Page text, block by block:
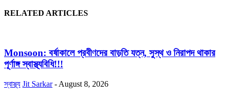
RELATED ARTICLES
Monsoon: বর্ষাকালে প্রবীণদের বাড়তি যত্ন, সুস্থ ও নিরাপদ থাকার
পূর্ণাঙ্গ স্বাস্থ্যবিধি!!!
স্বাস্থ্য Jit Sarkar - August 8, 2026